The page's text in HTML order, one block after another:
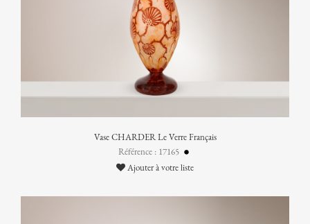
Vase CHARDER Le Verre Français
Référence : 17165
Ajouter à votre liste